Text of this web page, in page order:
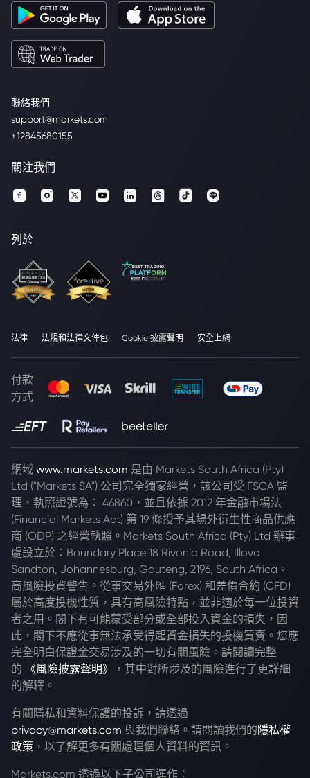
聯絡我們
support@markets.com
+12845680155
關注我們
列於
法律 法規和法律文件包 Cookie 披露聲明 安全上網
付款
方式
網域 www.markets.com 是由 Markets South Africa (Pty)
Ltd ("Markets SA") 公司完全獨家經營，該公司受 FSCA 監
理，執照證號為： 46860，並且依據 2012 年金融市場法
(Financial Markets Act) 第 19 條授予其場外衍生性商品供應
商 (ODP) 之經營執照。Markets South Africa (Pty) Ltd 辦事
處設立於：Boundary Place 18 Rivonia Road, Illovo
Sandton, Johannesburg, Gauteng, 2196, South Africa。
高風險投資警告。從事交易外匯 (Forex) 和差價合約 (CFD)
屬於高度投機性質，具有高風險特點，並非適於每一位投資
者之用。閣下有可能蒙受部分或全部投入資金的損失，因
此，閣下不應從事無法承受得起資金損失的投機買賣。您應
完全明白保證金交易涉及的一切有關風險。請閱讀完整
的
《風險披露聲明》
，其中對所涉及的風險進行了更詳細
的解釋。
有關隱私和資料保護的投訴，請透過
privacy@markets.com 與我們聯絡。請閱讀我們的 隱私權
政策 ，以了解更多有關處理個人資料的資訊。
Markets.com 透過以下子公司運作：